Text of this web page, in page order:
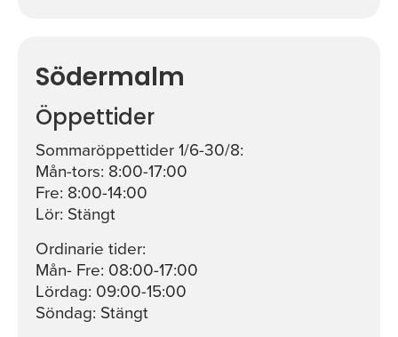
Södermalm
Öppettider
Sommaröppettider 1/6-30/8:
Mån-tors: 8:00-17:00
Fre: 8:00-14:00
Lör: Stängt
Ordinarie tider:
Mån- Fre: 08:00-17:00
Lördag: 09:00-15:00
Söndag: Stängt